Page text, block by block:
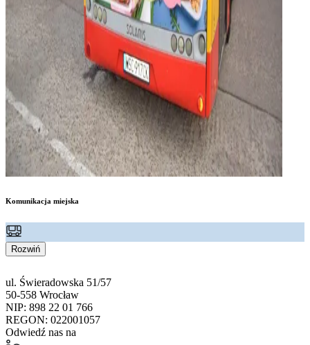
Komunikacja miejska
Rozwiń
ul. Świeradowska 51/57
50-558 Wrocław
NIP: 898 22 01 766
REGON: 022001057
Odwiedź nas na